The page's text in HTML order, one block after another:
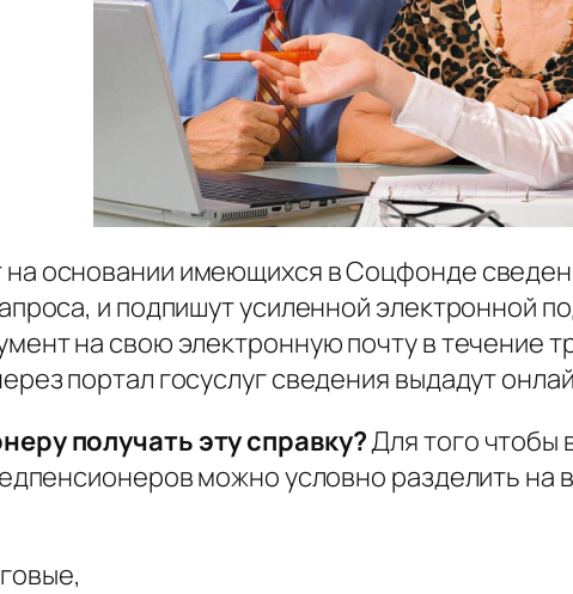
основании имеющихся в Соцфонде
и подпишут усиленной электронной
на свою электронную почту в течение
портал госуслуг сведения выдадут
получать эту справку?Для того чтобы
можно условно разделить на